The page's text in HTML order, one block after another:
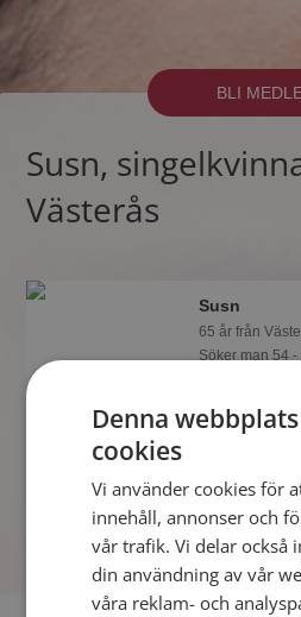
BLI
Susn,
Västerås
Susn
65 år från
Söker man 54 -
tar en minut
Denna
cookies
Vi använder cookies för
innehåll, annonser och
vår trafik. Vi delar också
din användning av vår
våra reklam- och